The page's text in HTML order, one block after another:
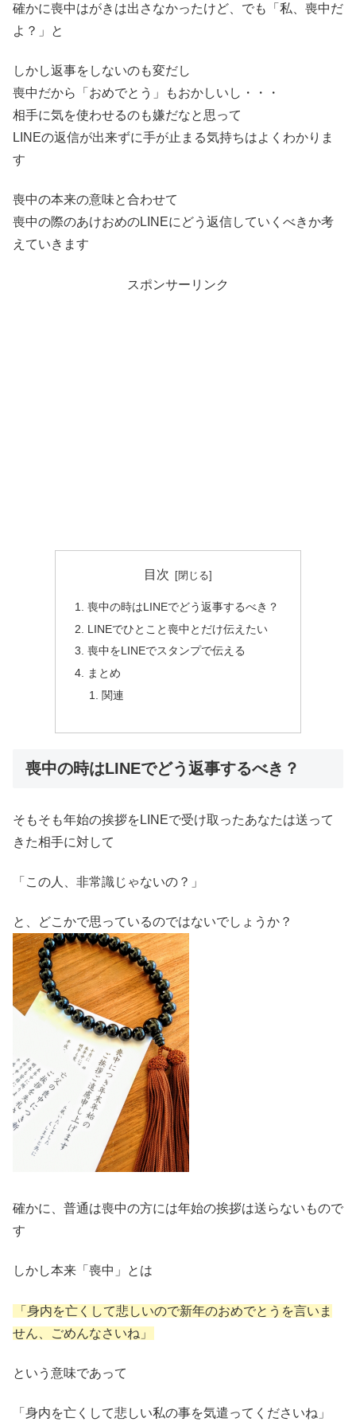
確かに喪中はがきは出さなかったけど、でも「私、喪中だ
よ？」と
しかし返事をしないのも変だし
喪中だから「おめでとう」もおかしいし・・・
相手に気を使わせるのも嫌だなと思って
LINEの返信が出来ずに手が止まる気持ちはよくわかりま
す
喪中の本来の意味と合わせて
喪中の際のあけおめのLINEにどう返信していくべきか考
えていきます
スポンサーリンク
目次
喪中の時はLINEでどう返事するべき？
LINEでひとこと喪中とだけ伝えたい
喪中をLINEでスタンプで伝える
まとめ
関連
喪中の時はLINEでどう返事するべき？
そもそも年始の挨拶をLINEで受け取ったあなたは送って
きた相手に対して
「この人、非常識じゃないの？」
と、どこかで思っているのではないでしょうか？
確かに、普通は喪中の方には年始の挨拶は送らないもので
す
しかし本来「喪中」とは
「身内を亡くして悲しいので新年のおめでとうを言いま
せん、ごめんなさいね」
という意味であって
「身内を亡くして悲しい私の事を気遣ってくださいね」